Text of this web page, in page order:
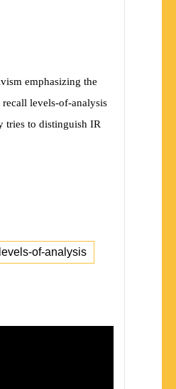
emphasizing the
levels-of-analysis
tries to distinguish IR
levels-of-analysis